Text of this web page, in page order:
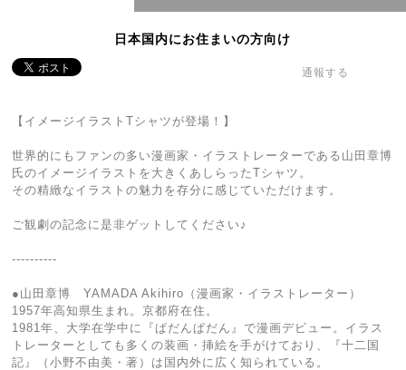
日本国内にお住まいの方向け
通報する
【イメージイラストTシャツが登場！】
世界的にもファンの多い漫画家・イラストレーターである山田章博
氏のイメージイラストを大きくあしらったTシャツ。
その精緻なイラストの魅力を存分に感じていただけます。
ご観劇の記念に是非ゲットしてください♪
----------
●山田章博 YAMADA Akihiro（漫画家・イラストレーター）
1957年高知県生まれ。京都府在住。
1981年、大学在学中に『ぱだんぱだん』で漫画デビュー。イラス
トレーターとしても多くの装画・挿絵を手がけており、『十二国
記』（小野不由美・著）は国内外に広く知られている。